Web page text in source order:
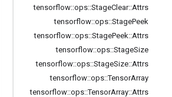
tensorflow::ops::StageClear::Attrs
tensorflow::ops::StagePeek
tensorflow::ops::StagePeek::Attrs
tensorflow::ops::StageSize
tensorflow::ops::StageSize::Attrs
tensorflow::ops::TensorArray
tensorflow::ops::TensorArray::Attrs